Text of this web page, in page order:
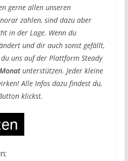
gerne allen unseren
zahlen, sind dazu aber
in der Lage. Wenn du
und dir auch sonst gefällt,
uns auf der Plattform Steady
unterstützen. Jeder kleine
Alle Infos dazu findest du,
klickst.